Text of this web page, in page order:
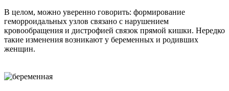
В целом, можно уверенно говорить: формирование
геморроидальных узлов связано с нарушением
кровообращения и дистрофией связок прямой кишки. Нередко
такие изменения возникают у беременных и родивших
женщин.